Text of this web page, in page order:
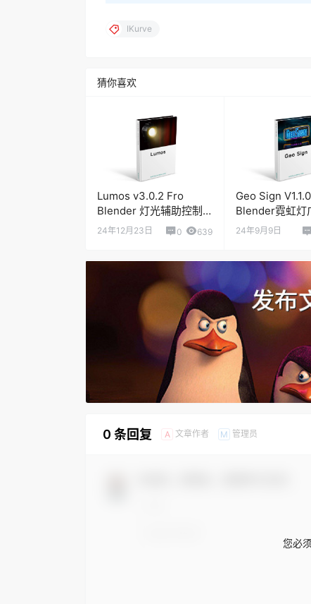
IKurve
猜你喜欢
Lumos v3.0.2 Fro
Blender 灯光辅助控制
插件
24年12月23日 0 639
Geo Sign
Blender霓虹灯
成器
24年9月9日
0 条回复 A 文章作者 M 管理员
您必